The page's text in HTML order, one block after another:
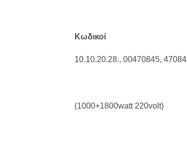
Κωδικοί
10.10.20.28., 00470845,
(1000+1800watt 220volt)